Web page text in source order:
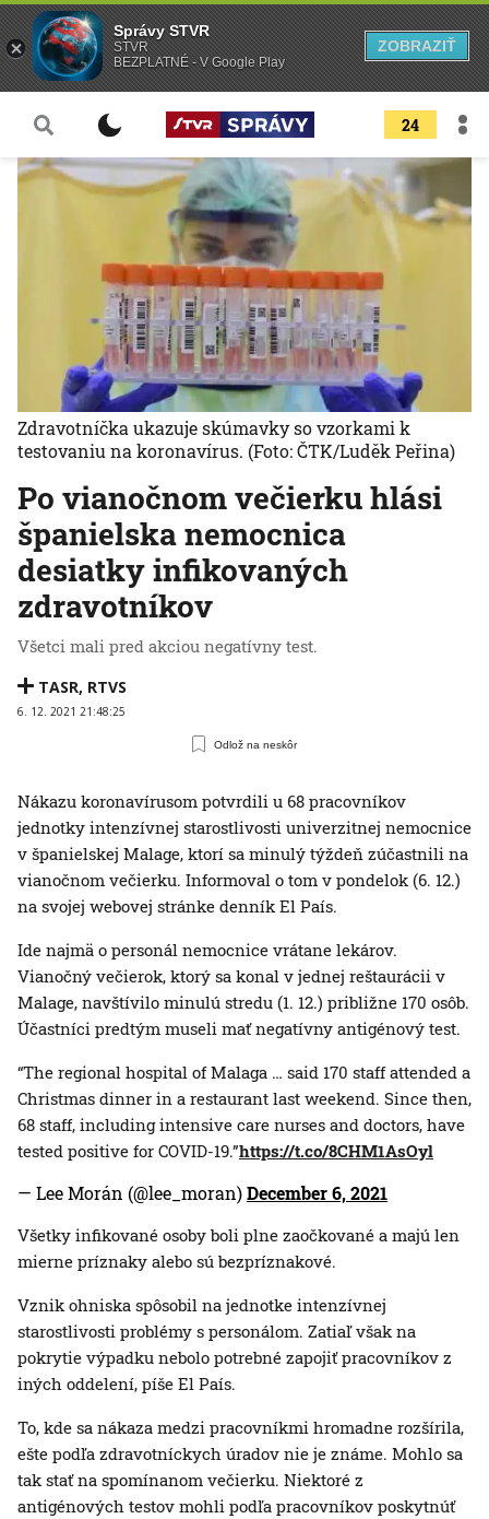
24
Po vianočnom večierku hlási
španielska nemocnica
desiatky infikovaných
zdravotníkov
Všetci mali pred akciou negatívny test.
TASR, RTVS
6. 12. 2021 21:48:25
Odlož na neskôr
Zdravotníčka ukazuje skúmavky so vzorkami k
testovaniu na koronavírus. (Foto: ČTK/Luděk Peřina)
Nákazu koronavírusom potvrdili u 68 pracovníkov
jednotky intenzívnej starostlivosti univerzitnej nemocnice
v španielskej Malage, ktorí sa minulý týždeň zúčastnili na
vianočnom večierku. Informoval o tom v pondelok (6. 12.)
na svojej webovej stránke denník El País.
Ide najmä o personál nemocnice vrátane lekárov.
Vianočný večierok, ktorý sa konal v jednej reštaurácii v
Malage, navštívilo minulú stredu (1. 12.) približne 170 osôb.
Účastníci predtým museli mať negatívny antigénový test.
“The regional hospital of Malaga … said 170 staff attended a
Christmas dinner in a restaurant last weekend. Since then,
68 staff, including intensive care nurses and doctors, have
tested positive for COVID-19.”https://t.co/8CHM1AsOyl
— Lee Morán (@lee_moran)December 6, 2021
Všetky infikované osoby boli plne zaočkované a majú len
mierne príznaky alebo sú bezpríznakové.
Vznik ohniska spôsobil na jednotke intenzívnej
starostlivosti problémy s personálom. Zatiaľ však na
pokrytie výpadku nebolo potrebné zapojiť pracovníkov z
iných oddelení, píše El País.
To, kde sa nákaza medzi pracovníkmi hromadne rozšírila,
ešte podľa zdravotníckych úradov nie je známe. Mohlo sa
tak stať na spomínanom večierku. Niektoré z
antigénových testov mohli podľa pracovníkov poskytnúť
Správy STVR
STVR
BEZPLATNÉ - V Google Play
ZOBRAZIŤ